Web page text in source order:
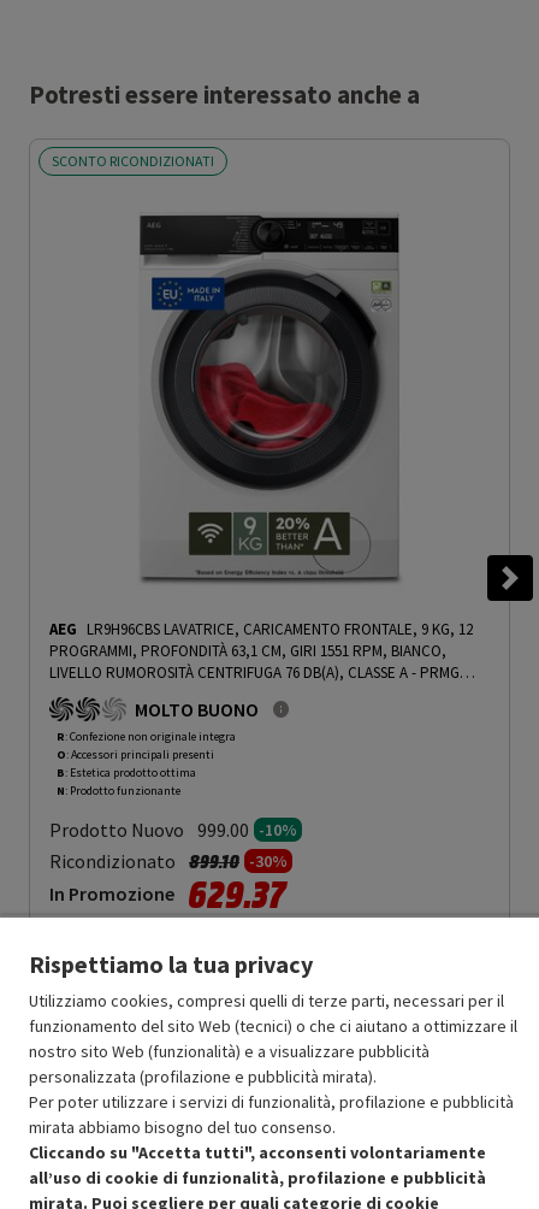
Potresti essere interessato anche a
SCONTO RICONDIZIONATI
AEG LR9H96CBS LAVATRICE, CARICAMENTO FRONTALE, 9 KG, 12
PROGRAMMI, PROFONDITÀ 63,1 CM, GIRI 1551 RPM, BIANCO,
LIVELLO RUMOROSITÀ CENTRIFUGA 76 DB(A), CLASSE A - PRMG
GRADING ROBN - 10%
MOLTO BUONO
R: Confezione non originale integra
O: Accessori principali presenti
B: Estetica prodotto ottima
N: Prodotto funzionante
Prodotto Nuovo 999.00 -10%
Ricondizionato Prezzo ridotto da
899.10a-30%
In Promozione 629.37
Aggiungi al carrello
SCONTO RICONDIZIONATI
Approfitta dello sconto del 30% sul prodotto ricondizionato.
Rispettiamo la tua privacy
Utilizziamo cookies, compresi quelli di terze parti, necessari per il
funzionamento del sito Web (tecnici) o che ci aiutano a ottimizzare il
nostro sito Web (funzionalità) e a visualizzare pubblicità
personalizzata (profilazione e pubblicità mirata).
Per poter utilizzare i servizi di funzionalità, profilazione e pubblicità
mirata abbiamo bisogno del tuo consenso.
Cliccando su "Accetta tutti", acconsenti volontariamente
all’uso di cookie di funzionalità, profilazione e pubblicità
mirata. Puoi scegliere per quali categorie di cookie